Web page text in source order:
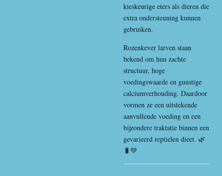
kieskeurige eters als dieren die
extra ondersteuning kunnen
gebruiken.
Rozenkever larven staan
bekend om hun zachte
structuur, hoge
voedingswaarde en gunstige
calciumverhouding. Daardoor
vormen ze een uitstekende
aanvullende voeding en een
bijzondere traktatie binnen een
gevarieerd reptielen dieet. 🌿
🐛💚